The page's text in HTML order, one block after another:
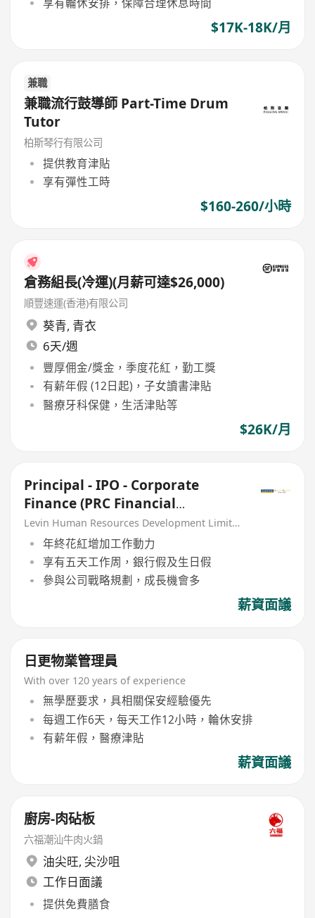
$17K-18K/月
兼職
兼職流行鼓導師 Part-Time Drum
Tutor
柏斯琴行有限公司
提供教育津貼
享有彈性工時
$160-260/小時
倉務組長(冷運)(月薪可達$26,000)
順豐速運(香港)有限公司
葵青, 青衣
6天/週
豐厚佣金/獎金，季度花紅，勤工獎
有薪年假 (12日起)，子女讀書津貼
醫療牙科保健，生活津貼等
$26K/月
Principal - IPO - Corporate
Finance (PRC Financial
Institution)
Levin Human Resources Development Limited
年終花紅增加工作動力
享有五天工作周，銀行假及生日假
參與公司戰略規劃，成長機會多
薪資面議
日更物業管理員
With over 120 years of experience
無學歷要求，具相關保安經驗優先
每週工作6天，每天工作12小時，輪休安排
有薪年假，醫療津貼
薪資面議
廚房-肉砧板
六福潮汕牛肉火鍋
油尖旺, 尖沙咀
工作日面議
提供免費膳食